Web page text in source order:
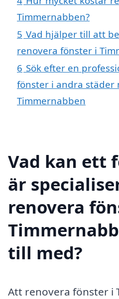
Timmernabben?
5 Vad hjälper till att
renovera fönster i
6 Sök efter en
fönster i andra städer
Timmernabben
Vad kan ett
är
renovera
till med?
Att renovera fönster i